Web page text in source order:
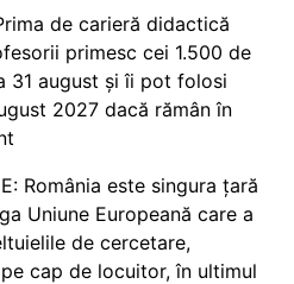
de carieră didactică
primesc cei 1.500 de
31 august și îi pot folosi
2027 dacă rămân în
România este singura țară
Uniune Europeană care a
de cercetare,
cap de locuitor, în ultimul